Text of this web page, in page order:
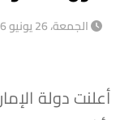
الجمعة، 26 يونيو 2026 11:30 ص